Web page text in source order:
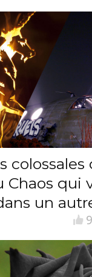
colossales
Chaos qui
un